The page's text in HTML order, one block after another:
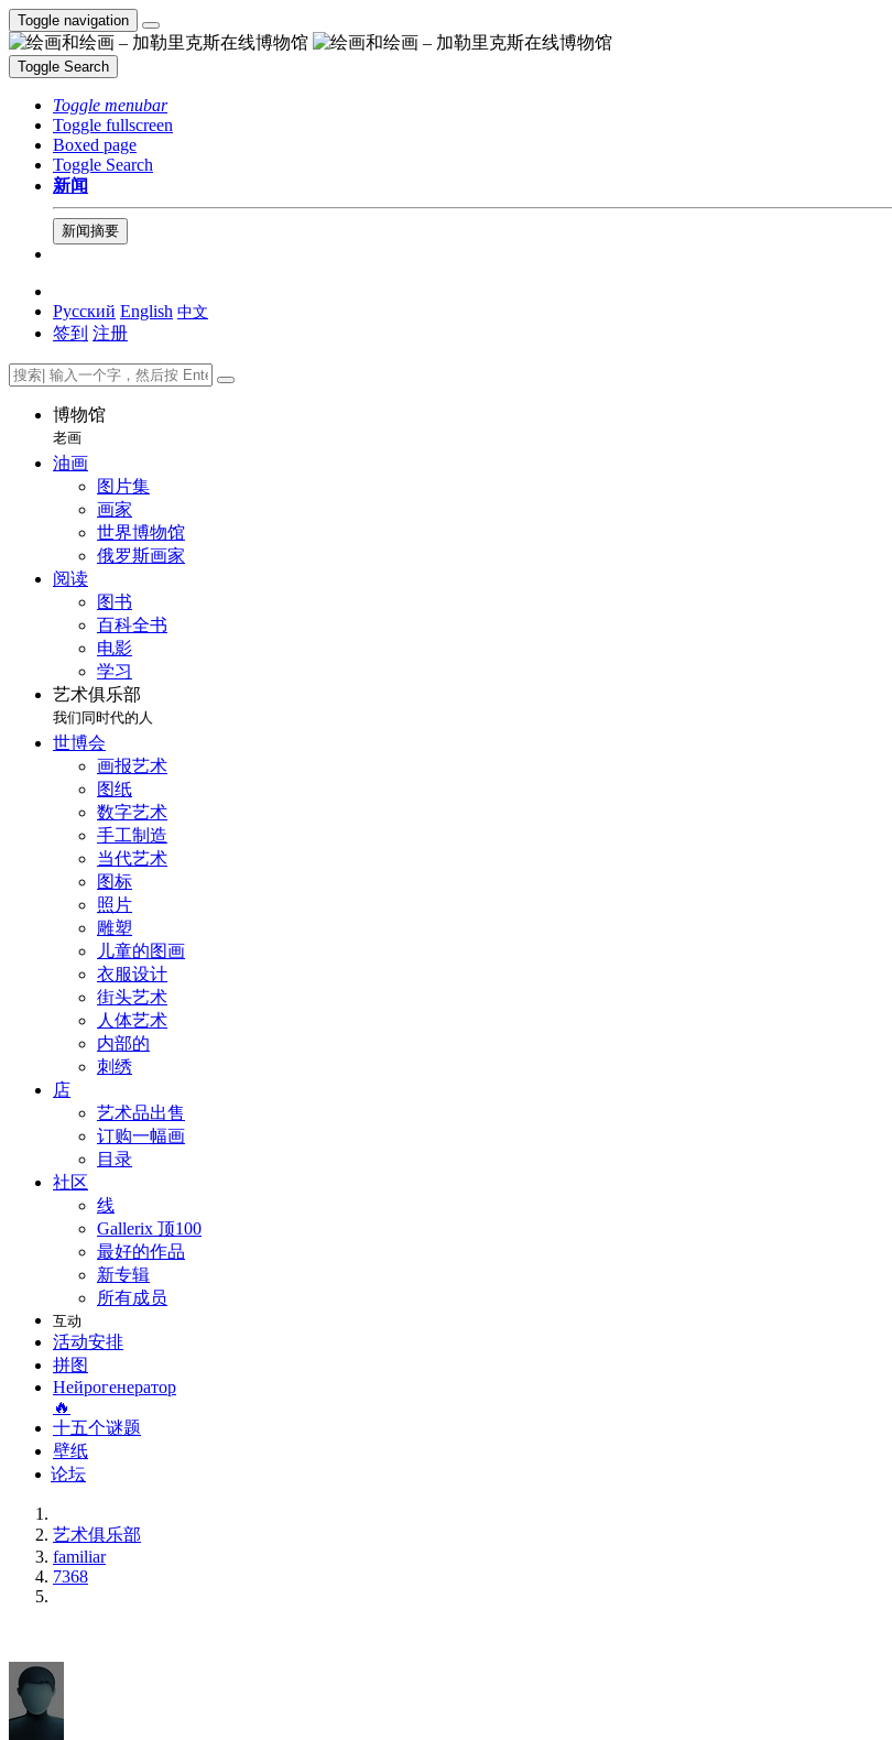
Toggle navigation
Toggle Search
Toggle menubar
Toggle fullscreen
Boxed page
Toggle Search
新闻
新闻摘要
Русский English 中文
签到 注册
博物馆
老画
油画
图片集
画家
世界博物馆
俄罗斯画家
阅读
图书
百科全书
电影
学习
艺术俱乐部
我们同时代的人
世博会
画报艺术
图纸
数字艺术
手工制造
当代艺术
图标
照片
雕塑
儿童的图画
衣服设计
街头艺术
人体艺术
内部的
刺绣
店
艺术品出售
订购一幅画
目录
社区
线
Gallerix 顶100
最好的作品
新专辑
所有成员
互动
活动安排
拼图
Нейрогенератор
🔥
十五个谜题
壁纸
论坛
艺术俱乐部
familiar
7368